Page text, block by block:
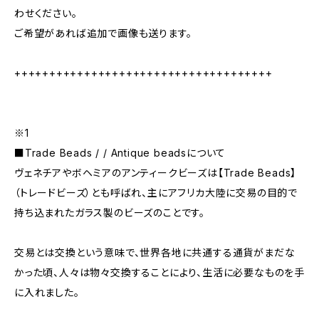
わせください。
ご希望があれば追加で画像も送ります。
+++++++++++++++++++++++++++++++++++++
※1
■Trade Beads / / Antique beadsについて
ヴェネチアやボヘミアのアンティークビーズは【Trade Beads】
（トレードビーズ）とも呼ばれ、主にアフリカ大陸に交易の目的で
持ち込まれたガラス製のビーズのことです。
交易とは交換という意味で、世界各地に共通する通貨がまだな
かった頃、人々は物々交換することにより、生活に必要なものを手
に入れました。